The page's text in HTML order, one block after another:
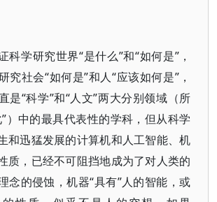
科学研究世界“是什么”和“如何是”，
究社会“如何是”和人“应该如何是”，
是“科学”和“人文”两大分别领域（所
）中的最具代表性的学科，但从科学
和迅猛发展的计算机和人工智能、机
质，已经不可阻挡地成为了对人类的
念的侵蚀，机器“具有”人的智能，或